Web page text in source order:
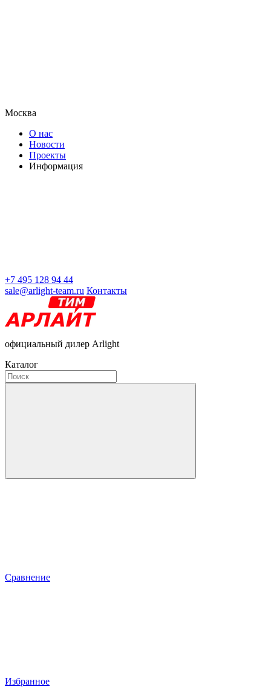
Москва
О нас
Новости
Проекты
Информация
+7 495 128 94 44
sale@arlight-team.ru Контакты
официальный дилер Arlight
Каталог
Сравнение
Избранное